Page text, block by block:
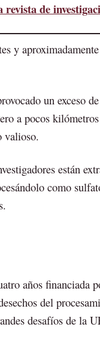
de
y
un exceso
a pocos
valioso.
están
como
años financiada
del
desafíos de la